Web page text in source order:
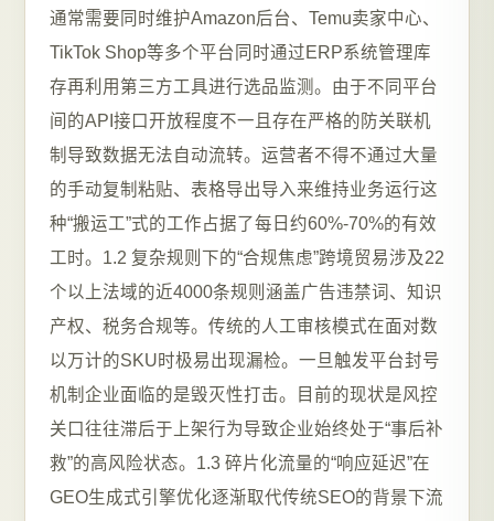
通常需要同时维护Amazon后台、Temu卖家中心、
TikTok Shop等多个平台同时通过ERP系统管理库
存再利用第三方工具进行选品监测。由于不同平台
间的API接口开放程度不一且存在严格的防关联机
制导致数据无法自动流转。运营者不得不通过大量
的手动复制粘贴、表格导出导入来维持业务运行这
种“搬运工”式的工作占据了每日约60%-70%的有效
工时。1.2 复杂规则下的“合规焦虑”跨境贸易涉及22
个以上法域的近4000条规则涵盖广告违禁词、知识
产权、税务合规等。传统的人工审核模式在面对数
以万计的SKU时极易出现漏检。一旦触发平台封号
机制企业面临的是毁灭性打击。目前的现状是风控
关口往往滞后于上架行为导致企业始终处于“事后补
救”的高风险状态。1.3 碎片化流量的“响应延迟”在
GEO生成式引擎优化逐渐取代传统SEO的背景下流